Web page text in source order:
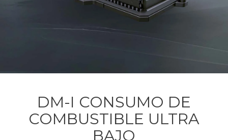
DM-I CONSUMO DE
COMBUSTIBLE ULTRA
BAJO